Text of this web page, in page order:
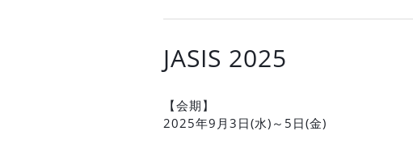
JASIS 2025
【会期】
2025年9月3日(水)～5日(金)